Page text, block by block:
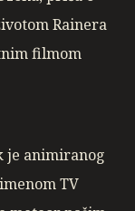
Rainera
filmom
je animiranog
TV